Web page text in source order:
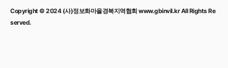
Copyright © 2024 (사)정보화마을경북지역협회 www.gbinvil.kr All Rights Re
served.